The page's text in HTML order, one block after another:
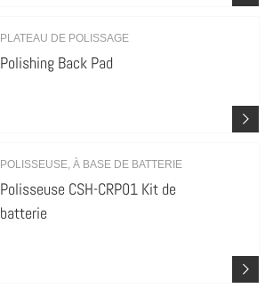
PLATEAU DE POLISSAGE
Polishing Back Pad
POLISSEUSE, À BASE DE BATTERIE
Polisseuse CSH-CRP01 Kit de
batterie